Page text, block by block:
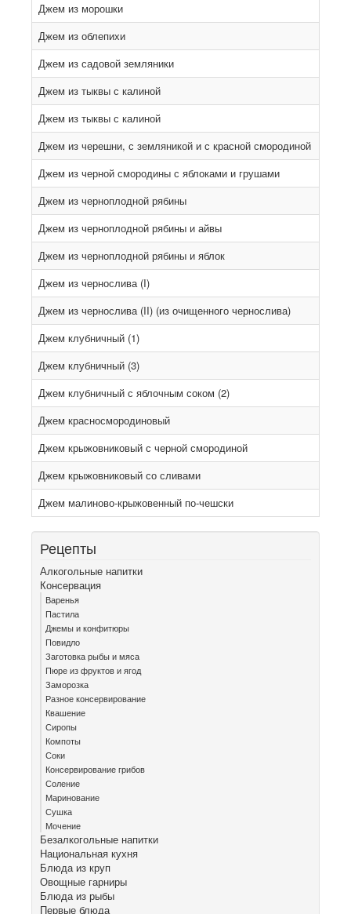
Джем из морошки
Джем из облепихи
Джем из садовой земляники
Джем из тыквы с калиной
Джем из тыквы с калиной
Джем из черешни, с земляникой и с красной смородиной
Джем из черной смородины с яблоками и грушами
Джем из черноплодной рябины
Джем из черноплодной рябины и айвы
Джем из черноплодной рябины и яблок
Джем из чернослива (I)
Джем из чернослива (II) (из очищенного чернослива)
Джем клубничный (1)
Джем клубничный (3)
Джем клубничный с яблочным соком (2)
Джем красносмородиновый
Джем крыжовниковый с черной смородиной
Джем крыжовниковый со сливами
Джем малиново-крыжовенный по-чешски
Рецепты
Алкогольные напитки
Консервация
Варенья
Пастила
Джемы и конфитюры
Повидло
Заготовка рыбы и мяса
Пюре из фруктов и ягод
Заморозка
Разное консервирование
Квашение
Сиропы
Компоты
Соки
Консервирование грибов
Соление
Маринование
Сушка
Мочение
Безалкогольные напитки
Национальная кухня
Блюда из круп
Овощные гарниры
Блюда из рыбы
Первые блюда